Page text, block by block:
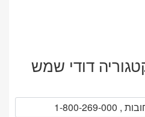
דודי שמש